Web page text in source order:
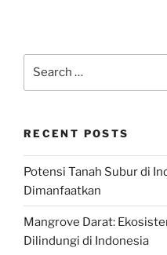
RECENT POSTS
Potensi Tanah Subur di
Dimanfaatkan
Mangrove Darat:
Dilindungi di Indonesia